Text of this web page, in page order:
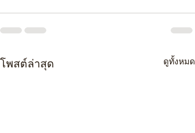
โพสต์ล่าสุด ดูทั้งหมด